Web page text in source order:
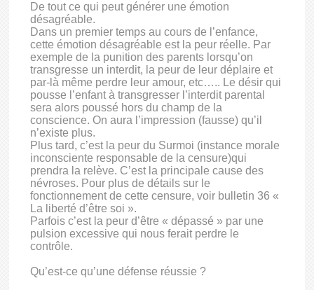
De tout ce qui peut générer une émotion
désagréable.
Dans un premier temps au cours de l’enfance,
cette émotion désagréable est la peur réelle. Par
exemple de la punition des parents lorsqu’on
transgresse un interdit, la peur de leur déplaire et
par-là même perdre leur amour, etc….. Le désir qui
pousse l’enfant à transgresser l’interdit parental
sera alors poussé hors du champ de la
conscience. On aura l’impression (fausse) qu’il
n’existe plus.
Plus tard, c’est la peur du Surmoi (instance morale
inconsciente responsable de la censure)qui
prendra la relève. C’est la principale cause des
névroses. Pour plus de détails sur le
fonctionnement de cette censure, voir bulletin 36 «
La liberté d’être soi ».
Parfois c’est la peur d’être « dépassé » par une
pulsion excessive qui nous ferait perdre le
contrôle.
Qu’est-ce qu’une défense réussie ?